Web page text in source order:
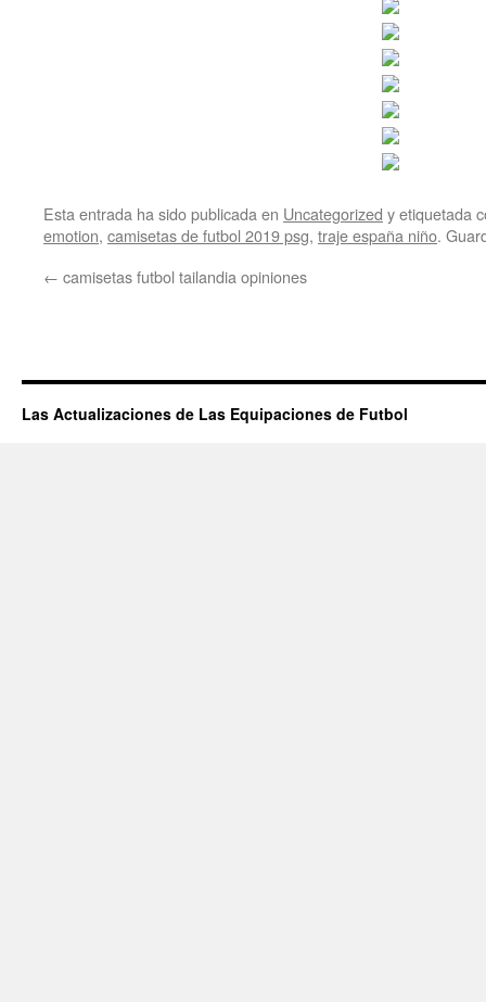
Esta entrada ha sido publicada en Uncategorized y etiquetada
emotion, camisetas de futbol 2019 psg, traje españa niño.
← camisetas futbol tailandia opiniones
Las Actualizaciones de Las Equipaciones de Futbol